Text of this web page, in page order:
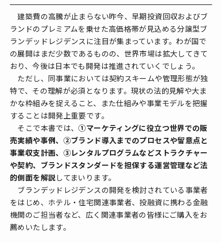
建築費の高騰が止まらない昨今、早期投資回収およびブ
ランドのプレミアムを乗せた高価格帯が見込める分譲型ブ
ランデッドレジデンスに注目が集まっています。わが国で
の展開はまだ少数であるものの、世界市場は拡大してきて
おり、今後は日本でも開発は推進されていくでしょう。
ただし、同事業においては契約スキームや管理形態が独
特で、その理解が必須となります。現状の法的見解や大ま
かな枠組みを捉えること、また仕組みや事業モデルを把握
することは開発上重要です。
そこで本書では、①マーケティングに役立つ世界での販
売実績や事例、②ブランド導入までのプロセスや留意点と
事業収支計画、③レンタルプログラムなどストラクチャー
や契約、ブランドスタンダードを担保する運営管理など法
的側面を解説してまいります。
ブランデッドレジデンスの開発を検討されている事業者
をはじめ、ホテル・住宅関連事業者、投融資に携わる金融
機関のご担当者など、広く関連事業者の皆様にご購入をお
薦めいたします。